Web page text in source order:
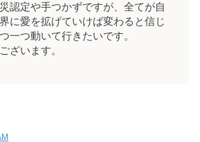
認定や手つかずですが、全てが自
に愛を拡げていけば変わると信じ
一つ動いて行きたいです。
ざいます。